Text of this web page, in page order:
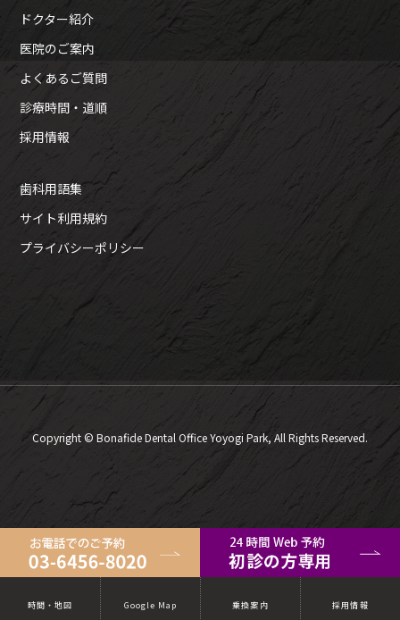
ドクター紹介
医院のご案内
よくあるご質問
診療時間・道順
採用情報
歯科用語集
サイト利用規約
プライバシーポリシー
Copyright © Bonafide Dental Office Yoyogi Park, All Rights Reserved.
時間・地図 Google Map 乗換案内 採用情報